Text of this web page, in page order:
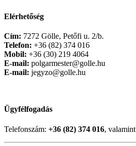
Elérhetőség
Cím: 7272 Gölle, Petőfi u. 2/b.
Telefon: +36 (82) 374 016
Mobil: +36 (30) 219 4064
E-mail: polgarmester@golle.hu
E-mail: jegyzo@golle.hu
Ügyfélfogadás
Telefonszám: +36 (82) 374 016, valamint